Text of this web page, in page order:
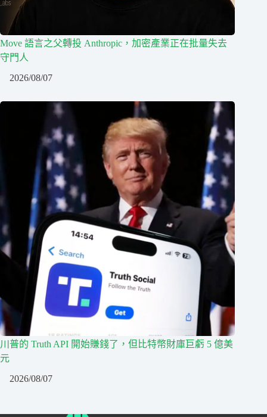
Move 語言之父轉投 Anthropic，加密產業正在批量失去
守門人
2026/08/07
川普的 Truth API 開始賺錢了，但比特幣財庫巨虧 5 億美
元
2026/08/07